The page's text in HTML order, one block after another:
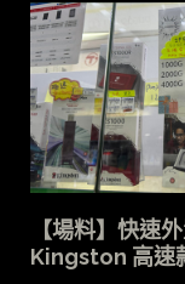
【場料】快速
Kingston 高速